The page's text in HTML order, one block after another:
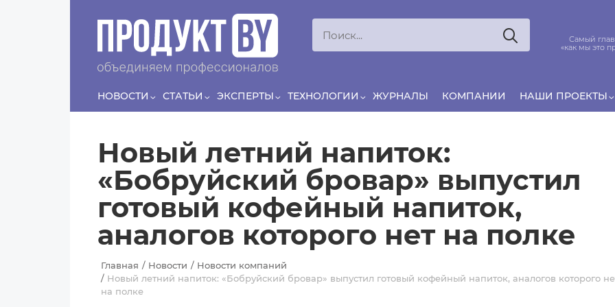
СергейЛЯШКО
Если у нас есть беспривязь, все животные
чипированы и есть программа-планировщик, на
проведение…
Принято считать, что еда — источник удовольствия,
вокруг…
Самый
«как мы это
НОВОСТИ СТАТЬИ ЭКСПЕРТЫ ТЕХНОЛОГИИ ЖУРНАЛЫ КОМПАНИИ НАШИ ПРОЕКТЫ
Новый летний напиток:
«Бобруйский бровар» выпустил
готовый кофейный напиток,
аналогов которого нет на полке
Главная Новости
Новости компаний
Новый летний напиток: «Бобруйский бровар» выпустил готовый кофейный напиток, аналогов которого
на полке